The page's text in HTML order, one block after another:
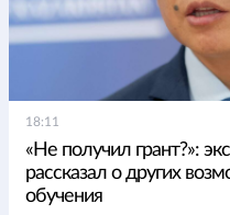
18:11
«Не получил грант?»:
рассказал о других
обучения